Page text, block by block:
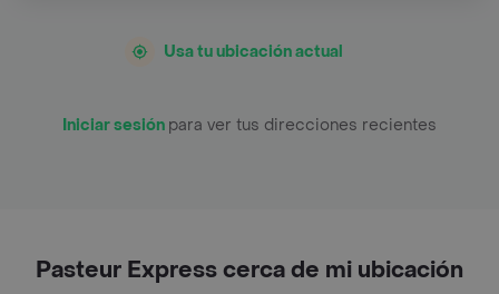
Usa tu ubicación actual
Iniciar sesión para ver tus direcciones recientes
Pasteur Express cerca de mi ubicación